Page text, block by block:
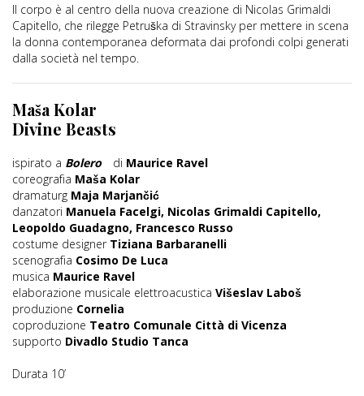
Il corpo è al centro della nuova creazione di Nicolas Grimaldi
Capitello, che rilegge Petruška di Stravinsky per mettere in scena
la donna contemporanea deformata dai profondi colpi generati
dalla società nel tempo.
Maša Kolar
Divine Beasts
ispirato a Bolero di Maurice Ravel
coreografia Maša Kolar
dramaturg Maja Marjančić
danzatori Manuela Facelgi, Nicolas Grimaldi Capitello,
Leopoldo Guadagno, Francesco Russo
costume designer Tiziana Barbaranelli
scenografia Cosimo De Luca
musica Maurice Ravel
elaborazione musicale elettroacustica Višeslav Laboš
produzione Cornelia
coproduzione Teatro Comunale Città di Vicenza
supporto Divadlo Studio Tanca
Durata 10’